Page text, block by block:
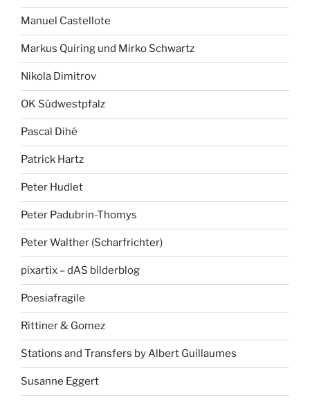
Manuel Castellote
Markus Quiring und Mirko Schwartz
Nikola Dimitrov
OK Südwestpfalz
Pascal Dihé
Patrick Hartz
Peter Hudlet
Peter Padubrin-Thomys
Peter Walther (Scharfrichter)
pixartix – dAS bilderblog
Poesiafragile
Rittiner & Gomez
Stations and Transfers by Albert Guillaumes
Susanne Eggert